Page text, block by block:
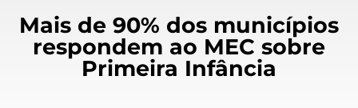
Mais de 90% dos municípios
respondem ao MEC sobre
Primeira Infância